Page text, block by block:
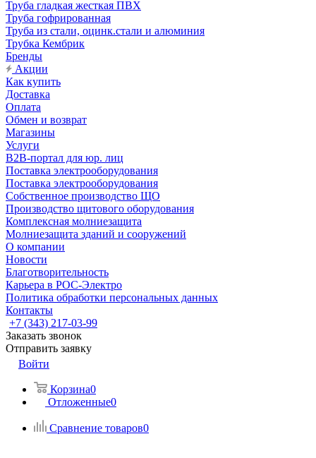
Труба гладкая жесткая ПВХ
Труба гофрированная
Труба из стали, оцинк.стали и алюминия
Трубка Кембрик
Бренды
Акции
Как купить
Доставка
Оплата
Обмен и возврат
Магазины
Услуги
B2B-портал для юр. лиц
Поставка электрооборудования
Поставка электрооборудования
Собственное производство ЩО
Производство щитового оборудования
Комплексная молниезащита
Молниезащита зданий и сооружений
О компании
Новости
Благотворительность
Карьера в РОС-Электро
Политика обработки персональных данных
Контакты
+7 (343) 217-03-99
Заказать звонок
Отправить заявку
Войти
Корзина0
Отложенные0
Сравнение товаров0